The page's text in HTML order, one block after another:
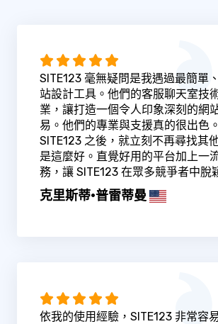
SITE123 毫無疑問是我遇過最簡單
站設計工具。他們的客服聊天室技
業，讓打造一個令人印象深刻的網
易。他們的專業與支援真的很出色
SITE123 之後，就立刻不再尋找其
是這麼好。直覺好用的平台加上一
務，讓 SITE123 在眾多競爭者中脫
克里斯蒂·普雷蒂曼
依我的使用經驗，SITE123 非常容